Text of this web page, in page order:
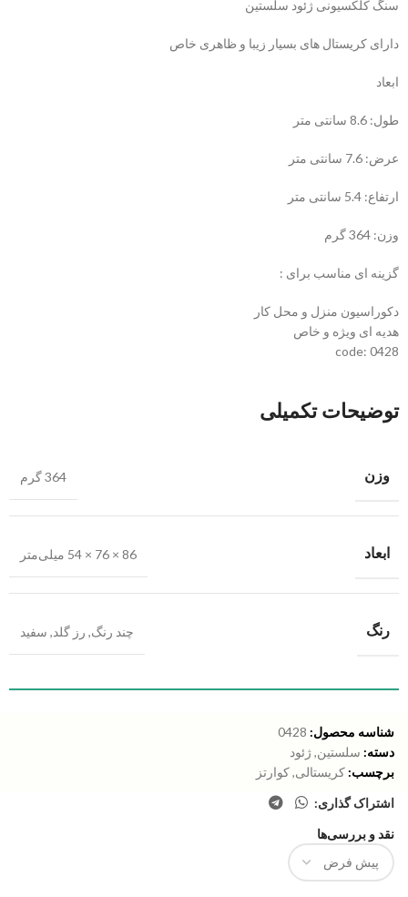
سنگ کلکسیونی ژئود سلستین
دارای کریستال های بسیار زیبا و ظاهری خاص
ابعاد
طول: 8.6 سانتی متر
عرض: 7.6 سانتی متر
ارتفاع: 5.4 سانتی متر
وزن: 364 گرم
گزینه ای مناسب برای :
دکوراسیون منزل و محل کار
هدیه ای ویژه و خاص
code: 0428
توضیحات تکمیلی
وزن 364 گرم
ابعاد 86 × 76 × 54 میلی‌متر
رنگ چند رنگ, رز گلد, سفید
شناسه محصول: 0428
دسته: سلستین, ژئود
برچسب: کریستالی,کوارتز
اشتراک گذاری:
نقد و بررسی‌ها